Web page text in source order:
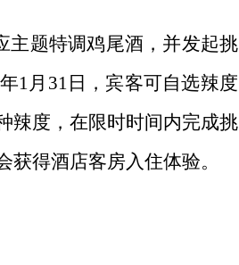
主题特调鸡尾酒，并发起挑
1月31日，宾客可自选辣度
辣度，在限时时间内完成挑
得酒店客房入住体验。